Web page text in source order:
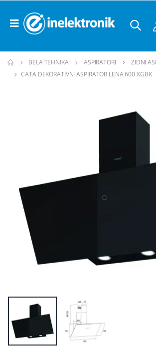
BELA TEHNIKA ASPIRATORI
ZIDNI
CATA DEKORATIVNI ASPIRATOR LENA 600 XGBK